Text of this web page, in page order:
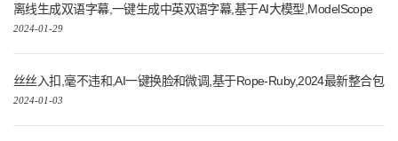
离线生成双语字幕,一键生成中英双语字幕,基于AI大模型,ModelScope
2024-01-29
丝丝入扣,毫不违和,AI一键换脸和微调,基于Rope-Ruby,2024最新整合包
2024-01-03